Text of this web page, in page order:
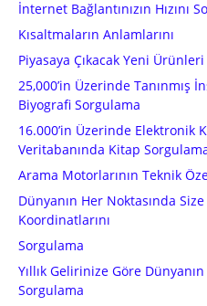
İnternet Bağlantınızın Hızını
Kısaltmaların Anlamlarını
Piyasaya Çıkacak Yeni
25,000’in Üzerinde Tanınmış
Biyografi Sorgulama
16.000’in Üzerinde Elektronik
Veritabanında Kitap
Arama Motorlarının Teknik
Dünyanın Her Noktasında
Koordinatlarını
Sorgulama
Yıllık Gelirinize Göre
Sorgulama